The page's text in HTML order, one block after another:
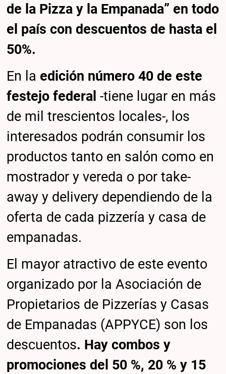
de la Pizza y la Empanada” en todo
el país con descuentos de hasta el
50%.
En la edición número 40 de este
festejo federal-tiene lugar en más
de mil trescientos locales-, los
interesados podrán consumir los
productos tanto en salón como en
mostrador y vereda o por take-
away y delivery dependiendo de la
oferta de cada pizzería y casa de
empanadas.
El mayor atractivo de este evento
organizado por la Asociación de
Propietarios de Pizzerías y Casas
de Empanadas (APPYCE) son los
descuentos. Hay combos y
promociones del 50 %, 20 % y 15